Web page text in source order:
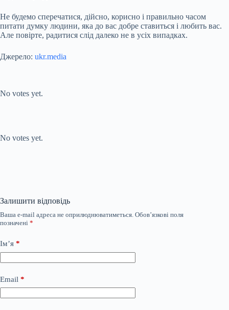
Не будемо сперечатися, дійсно, корисно і правильно часом
питати думку людини, яка до вас добре ставиться і любить вас.
Але повірте, радитися слід далеко не в усіх випадках.
Джерело: ukr.media
No votes yet.
No votes yet.
Залишити відповідь
Ваша e-mail адреса не оприлюднюватиметься. Обов’язкові поля
позначені *
Ім’я *
Email *